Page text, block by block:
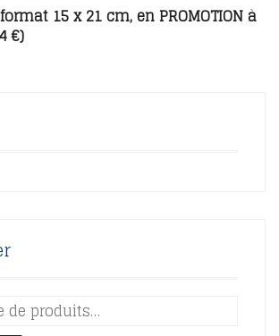
15 x 21 cm, en PROMOTION à
€)